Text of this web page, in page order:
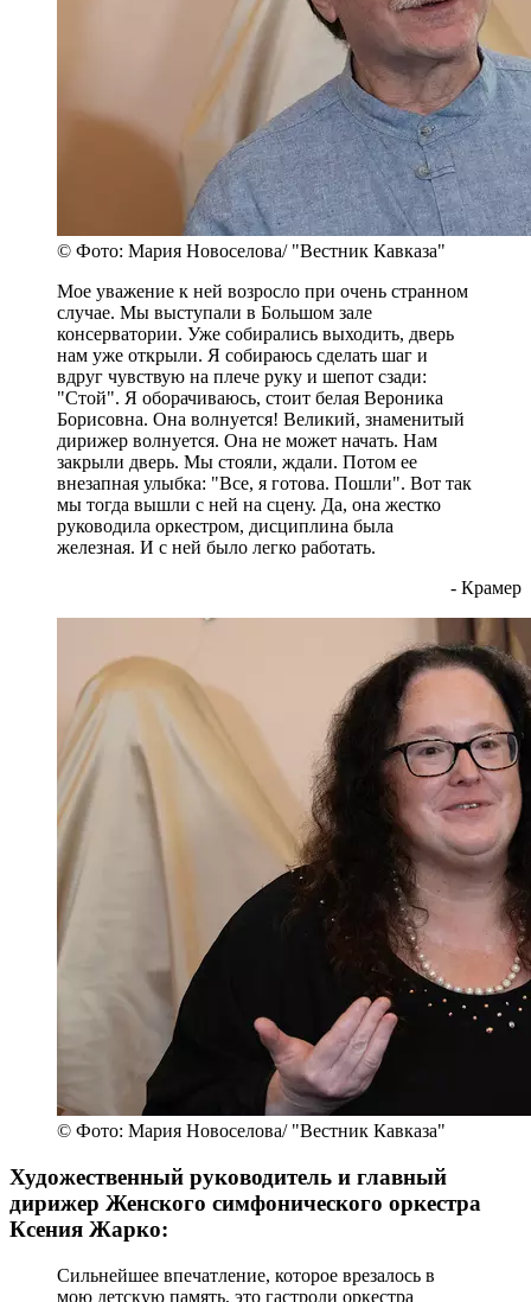
© Фото: Мария Новоселова/ "Вестник Кавказа"
Мое уважение к ней возросло при очень странном
случае. Мы выступали в Большом зале
консерватории. Уже собирались выходить, дверь
нам уже открыли. Я собираюсь сделать шаг и
вдруг чувствую на плече руку и шепот сзади:
"Стой". Я оборачиваюсь, стоит белая Вероника
Борисовна. Она волнуется! Великий, знаменитый
дирижер волнуется. Она не может начать. Нам
закрыли дверь. Мы стояли, ждали. Потом ее
внезапная улыбка: "Все, я готова. Пошли". Вот так
мы тогда вышли с ней на сцену. Да, она жестко
руководила оркестром, дисциплина была
железная. И с ней было легко работать.
- Крамер
© Фото: Мария Новоселова/ "Вестник Кавказа"
Художественный руководитель и главный
дирижер Женского симфонического оркестра
Ксения Жарко:
Сильнейшее впечатление, которое врезалось в
мою детскую память, это гастроли оркестра